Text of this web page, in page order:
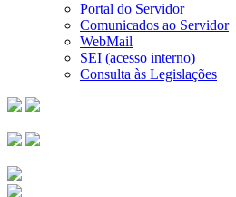
Portal do Servidor
Comunicados ao Servidor
WebMail
SEI (acesso interno)
Consulta às Legislações